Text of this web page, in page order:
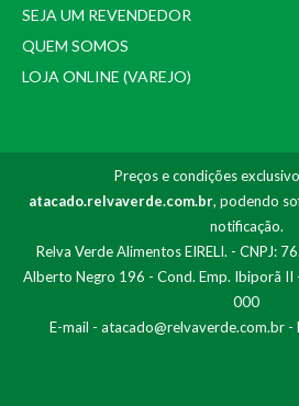
SEJA UM REVENDEDOR
QUEM SOMOS
LOJA ONLINE (VAREJO)
Preços e condições
atacado.relvaverde.com.br, podendo
notificação.
Relva Verde Alimentos EIRELI. - CNPJ:
Alberto Negro 196 - Cond. Emp. Ibiporã II
000
E-mail - atacado@relvaverde.com.br-